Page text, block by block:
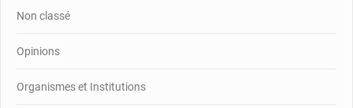
Non classé
Opinions
Organismes et Institutions